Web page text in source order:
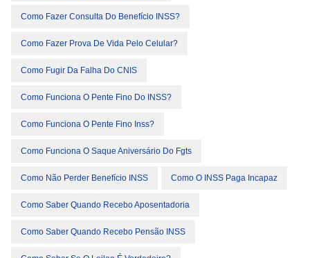
Como Fazer Consulta Do Benefício INSS?
Como Fazer Prova De Vida Pelo Celular?
Como Fugir Da Falha Do CNIS
Como Funciona O Pente Fino Do INSS?
Como Funciona O Pente Fino Inss?
Como Funciona O Saque Aniversário Do Fgts
Como Não Perder Benefício INSS Como O INSS Paga Incapaz
Como Saber Quando Recebo Aposentadoria
Como Saber Quando Recebo Pensão INSS